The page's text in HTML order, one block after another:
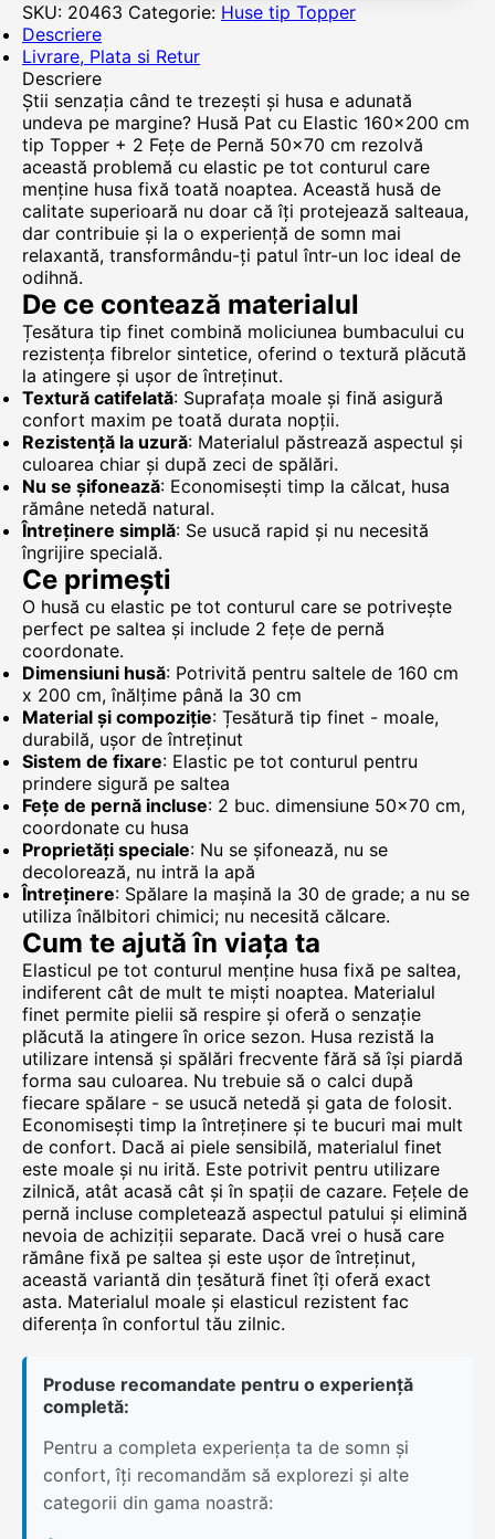
SKU: 20463 Categorie: Huse tip Topper
Descriere
Livrare, Plata si Retur
Descriere
Știi senzația când te trezești și husa e adunată
undeva pe margine? Husă Pat cu Elastic 160x200 cm
tip Topper + 2 Fețe de Pernă 50x70 cm rezolvă
această problemă cu elastic pe tot conturul care
menține husa fixă toată noaptea. Această husă de
calitate superioară nu doar că îți protejează salteaua,
dar contribuie și la o experiență de somn mai
relaxantă, transformându-ți patul într-un loc ideal de
odihnă.
De ce contează materialul
Țesătura tip finet combină moliciunea bumbacului cu
rezistența fibrelor sintetice, oferind o textură plăcută
la atingere și ușor de întreținut.
Textură catifelată: Suprafața moale și fină asigură
confort maxim pe toată durata nopții.
Rezistență la uzură: Materialul păstrează aspectul și
culoarea chiar și după zeci de spălări.
Nu se șifonează: Economisești timp la călcat, husa
rămâne netedă natural.
Întreținere simplă: Se usucă rapid și nu necesită
îngrijire specială.
Ce primești
O husă cu elastic pe tot conturul care se potrivește
perfect pe saltea și include 2 fețe de pernă
coordonate.
Dimensiuni husă: Potrivită pentru saltele de 160 cm
x 200 cm, înălțime până la 30 cm
Material și compoziție: Țesătură tip finet - moale,
durabilă, ușor de întreținut
Sistem de fixare: Elastic pe tot conturul pentru
prindere sigură pe saltea
Fețe de pernă incluse: 2 buc. dimensiune 50x70 cm,
coordonate cu husa
Proprietăți speciale: Nu se șifonează, nu se
decolorează, nu intră la apă
Întreținere: Spălare la mașină la 30 de grade; a nu se
utiliza înălbitori chimici; nu necesită călcare.
Cum te ajută în viața ta
Elasticul pe tot conturul menține husa fixă pe saltea,
indiferent cât de mult te miști noaptea. Materialul
finet permite pielii să respire și oferă o senzație
plăcută la atingere în orice sezon. Husa rezistă la
utilizare intensă și spălări frecvente fără să își piardă
forma sau culoarea. Nu trebuie să o calci după
fiecare spălare - se usucă netedă și gata de folosit.
Economisești timp la întreținere și te bucuri mai mult
de confort. Dacă ai piele sensibilă, materialul finet
este moale și nu irită. Este potrivit pentru utilizare
zilnică, atât acasă cât și în spații de cazare. Fețele de
pernă incluse completează aspectul patului și elimină
nevoia de achiziții separate. Dacă vrei o husă care
rămâne fixă pe saltea și este ușor de întreținut,
această variantă din țesătură finet îți oferă exact
asta. Materialul moale și elasticul rezistent fac
diferența în confortul tău zilnic.
Produse recomandate pentru o experiență
completă:
Pentru a completa experiența ta de somn și
confort, îți recomandăm să explorezi și alte
categorii din gama noastră: